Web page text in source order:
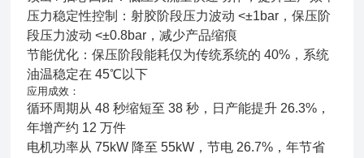
压力稳定性控制：射胶阶段压力波动 <±1bar，保压阶
段压力波动 <±0.8bar，减少产品缩痕
节能优化：保压阶段能耗仅为传统系统的 40%，系统
油温稳定在 45℃以下
应用成效：
循环周期从 48 秒缩短至 38 秒，日产能提升 26.3%，
年增产约 12 万件
电机功率从 75kW 降至 55kW，节电 26.7%，年节省